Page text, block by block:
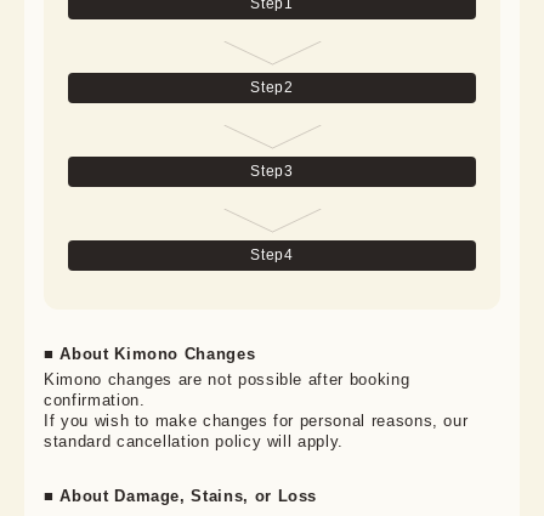
Step1
Step2
Step3
Step4
■ About Kimono Changes
Kimono changes are not possible after booking
confirmation.
If you wish to make changes for personal reasons, our
standard cancellation policy will apply.
■ About Damage, Stains, or Loss